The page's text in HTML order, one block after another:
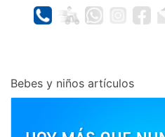
Bebes y niños artículos